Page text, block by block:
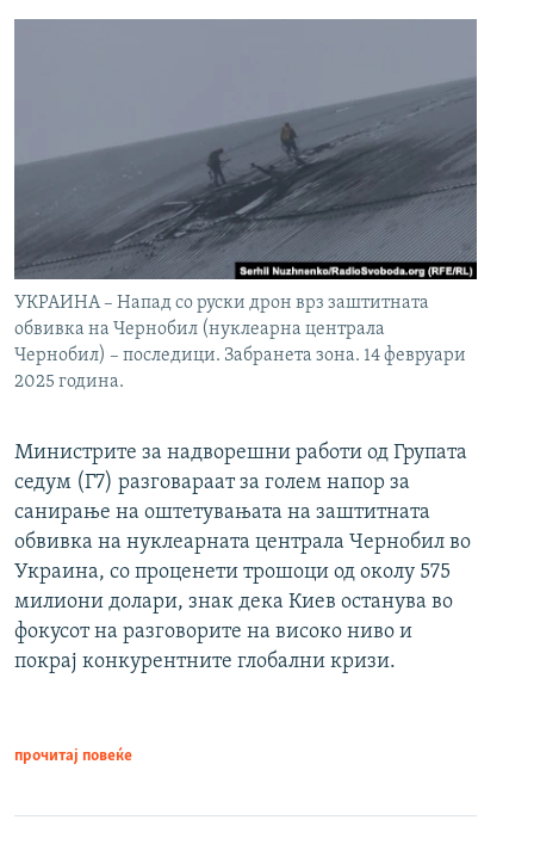
УКРАИНА – Напад со руски дрон врз заштитната
обвивка на Чернобил (нуклеарна централа
Чернобил) – последици. Забранета зона. 14 февруари
2025 година.
Министрите за надворешни работи од Групата
седум (Г7) разговараат за голем напор за
санирање на оштетувањата на заштитната
обвивка на нуклеарната централа Чернобил во
Украина, со проценети трошоци од околу 575
милиони долари, знак дека Киев останува во
фокусот на разговорите на високо ниво и
покрај конкурентните глобални кризи.
прочитај повеќе